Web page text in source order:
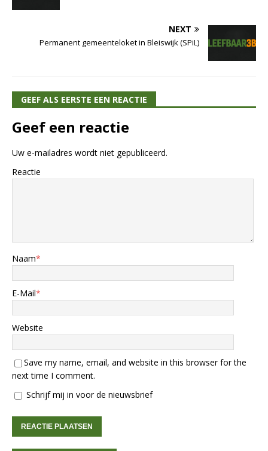
NEXT
Permanent gemeenteloket in Bleiswijk (SPiL)
GEEF ALS EERSTE EEN REACTIE
Geef een reactie
Uw e-mailadres wordt niet gepubliceerd.
Reactie
Naam*
E-Mail*
Website
Save my name, email, and website in this browser for the
next time I comment.
Schrijf mij in voor de nieuwsbrief